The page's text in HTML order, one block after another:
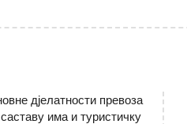
дјелатности превоза
има и туристичку